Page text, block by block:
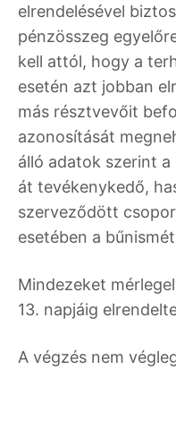
elrendelésével
pénzösszeg
kell attól, hogy a
esetén azt jobban
más résztvevőit
azonosítását
álló adatok szerint
át tevékenykedő,
szerveződött
esetében a
Mindezeket
13. napjáig
A végzés nem